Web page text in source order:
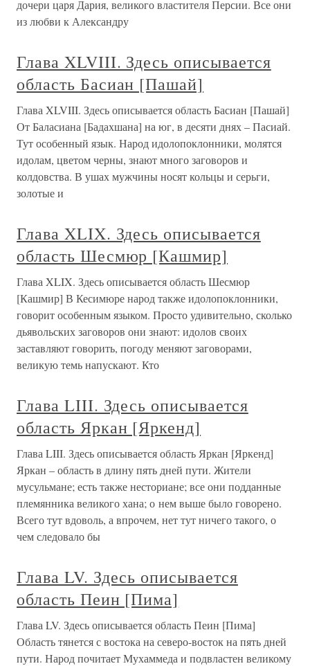
дочери царя Дария, великого властителя Персии. Все они
из любви к Александру
Глава XLVIII. Здесь описывается
область Басиан [Пашай]
Глава XLVIII. Здесь описывается область Басиан [Пашай]
От Баласиана [Бадахшана] на юг, в десяти днях – Пасиай.
Тут особенный язык. Народ идолопоклонники, молятся
идолам, цветом черны, знают много заговоров и
колдовства. В ушах мужчины носят кольцы и серьги,
золотые и
Глава XLIX. Здесь описывается
область Шесмюр [Кашмир]
Глава XLIX. Здесь описывается область Шесмюр
[Кашмир] В Кесимюре народ также идолопоклонники,
говорит особенным языком. Просто удивительно, сколько
дьявольских заговоров они знают: идолов своих
заставляют говорить, погоду меняют заговорами,
великую темь напускают. Кто
Глава LIII. Здесь описывается
область Яркан [Яркенд]
Глава LIII. Здесь описывается область Яркан [Яркенд]
Яркан – область в длину пять дней пути. Жители
мусульмане; есть также несториане; все они подданные
племянника великого хана; о нем выше было говорено.
Всего тут вдоволь, а впрочем, нет тут ничего такого, о
чем следовало бы
Глава LV. Здесь описывается
область Пеин [Пима]
Глава LV. Здесь описывается область Пеин [Пима]
Область тянется с востока на северо-восток на пять дней
пути. Народ почитает Мухаммеда и подвластен великому